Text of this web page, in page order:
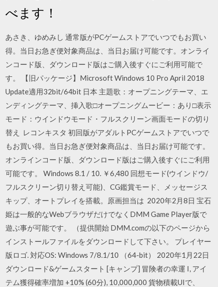
べます！
あさき、ゆめみし 通常版がPCゲームストアでいつでもお買い
得。当日お急ぎ便対象商品は、当日お届け可能です。オンライ
ンコード版、ダウンロード版はご購入後すぐにご利用可能で
す。 【旧パッケージ】Microsoft Windows 10 Pro April 2018
Update適用32bit/64bit 日本 主題歌：オープニングテーマ、エ
ンディングテーマ、挿入歌□オープニングムービー：あり□表示
モード：ウインドウモード・フルスクリーン画面モードの切り
替え レコンキスタ 初回版がアダルトPCゲームストアでいつで
もお買い得。当日お急ぎ便対象商品は、当日お届け可能です。
オンラインコード版、ダウンロード版はご購入後すぐにご利用
可能です。 Windows 8.1 / 10. ￥6,480 回想モード(ウインドウ/
フルスクリーン切り替え可能)、CG鑑賞モード、メッセージス
キップ、オートプレイを搭載。原画担当は 2020年2月8日 宝石
姫は一般的なWebブラウザだけでなくDMM Game Player版で
遊ぶ事が可能です。 （提供開始 DMM.comの以下のページから
インストールファイルをダウンロードして下さい。 プレイヤー
版ロゴ. 対応OS: Windows 7/8.1/10 （64-bit） 2020年1月22日
ダウンロード&ゲームスタート [キャンプ] 冒険者の幸運 I, アイ
テム獲得確率増加 +10% (60分), 10,000,000 貨物積載UIで、